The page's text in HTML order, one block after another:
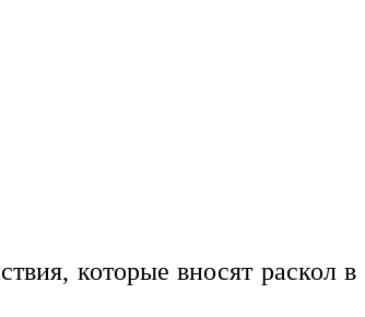
которые вносят раскол в